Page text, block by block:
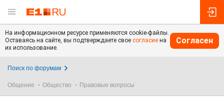
На информационном ресурсе применяются cookie-файлы.
Оставаясь на сайте, вы подтверждаете свое согласие на
их использование.
Согласен
Поиск по форумам
Общение Общество Правовые вопросы